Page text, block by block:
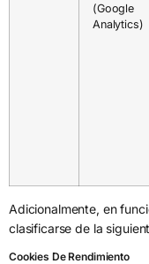
(Google
Analytics)
Adicionalmente, en
clasificarse de la
Cookies De Rendimiento